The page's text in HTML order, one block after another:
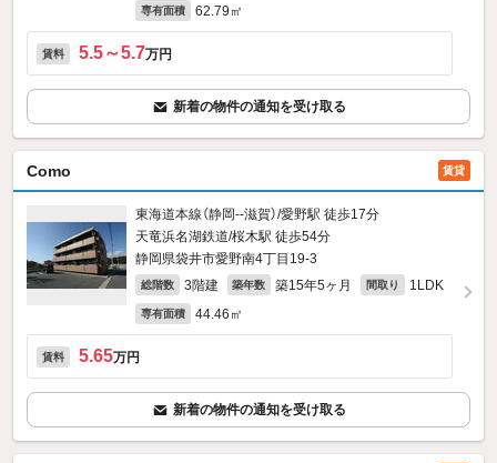
専有面積 62.79㎡
賃料 5.5～5.7万円
新着の物件の通知を受け取る
Como 賃貸
東海道本線（静岡--滋賀）/愛野駅 徒歩17分
天竜浜名湖鉄道/桜木駅 徒歩54分
静岡県袋井市愛野南4丁目19‐3
総階数 3階建 築年数 築15年5ヶ月 間取り 1LDK
専有面積 44.46㎡
賃料 5.65万円
新着の物件の通知を受け取る